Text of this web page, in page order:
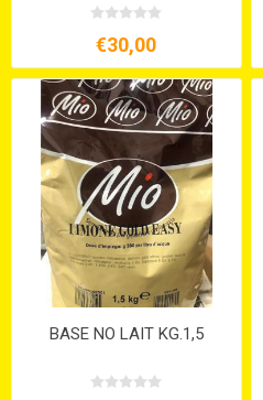
€30,00
BASE NO LAIT KG.1,5